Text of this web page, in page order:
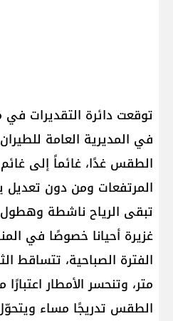
توقعت دائرة التقديرات في
في المديرية العامة
الطقس غدًا، غائماً إلى
المرتفعات ومن دون تعديل
تبقى الرياح ناشطة
غزيرة أحيانا خصوصًا في
متر، وتنحسر الأمطار
الطقس تدريجًا مساء